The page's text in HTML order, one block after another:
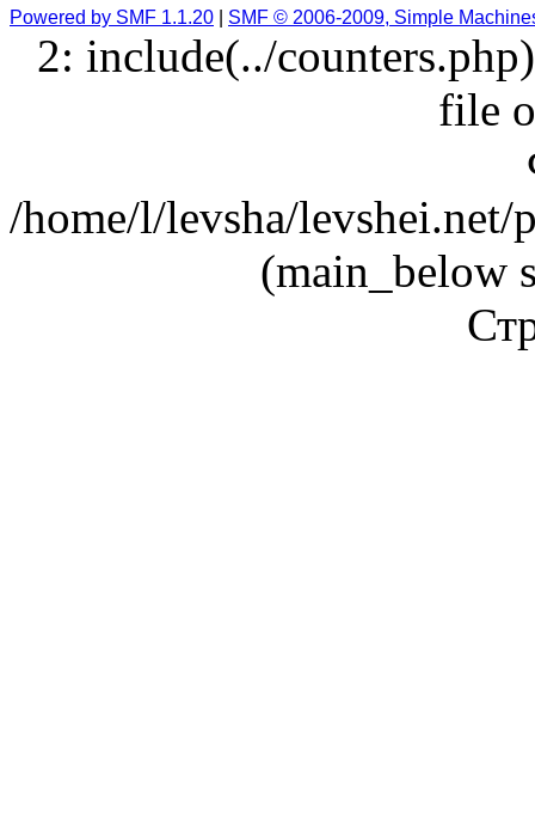
Powered by SMF 1.1.20 SMF © 2006-2009, Simple
2: include(../
file
/home/l/levsha/
(main_below